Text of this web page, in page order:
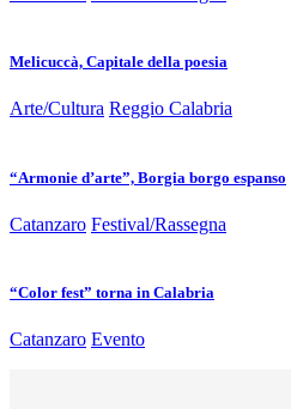
Melicuccà, Capitale della poesia
Arte/Cultura Reggio Calabria
“Armonie d’arte”, Borgia borgo espanso
Catanzaro Festival/Rassegna
“Color fest” torna in Calabria
Catanzaro Evento